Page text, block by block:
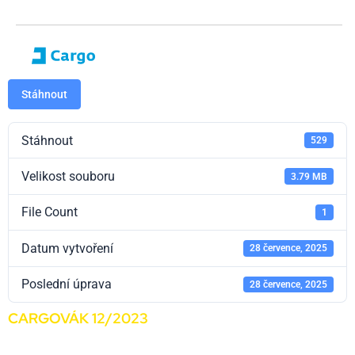
Stáhnout
Stáhnout 529
Velikost souboru 3.79 MB
File Count 1
Datum vytvoření 28 července, 2025
Poslední úprava 28 července, 2025
CARGOVÁK 12/2023